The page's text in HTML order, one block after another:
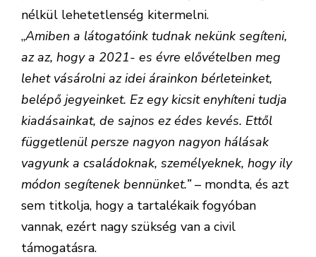
nélkül lehetetlenség kitermelni.
„Amiben a látogatóink tudnak nekünk segíteni,
az az, hogy a 2021- es évre elővételben meg
lehet vásárolni az idei árainkon bérleteinket,
belépő jegyeinket. Ez egy kicsit enyhíteni tudja
kiadásainkat, de sajnos ez édes kevés. Ettől
függetlenül persze nagyon nagyon hálásak
vagyunk a családoknak, személyeknek, hogy ily
módon segítenek bennünket.”– mondta, és azt
sem titkolja, hogy a tartalékaik fogyóban
vannak, ezért nagy szükség van a civil
támogatásra.